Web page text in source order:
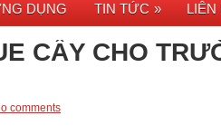
DỤNG TIN TỨC » LIÊN
CẤY CHO
comments